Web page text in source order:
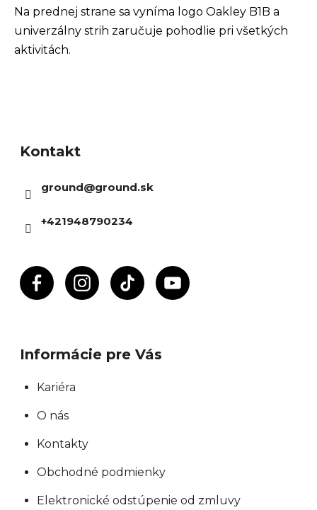
Na prednej strane sa vyníma logo Oakley B1B a
univerzálny strih zaručuje pohodlie pri všetkých
aktivitách.
Kontakt
ground@ground.sk
+421948790234
Informácie pre Vás
Kariéra
O nás
Kontakty
Obchodné podmienky
Elektronické odstúpenie od zmluvy